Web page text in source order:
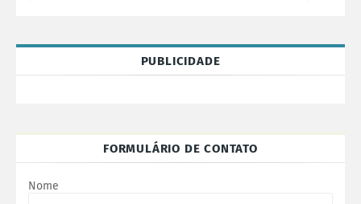
PUBLICIDADE
FORMULÁRIO DE CONTATO
Nome